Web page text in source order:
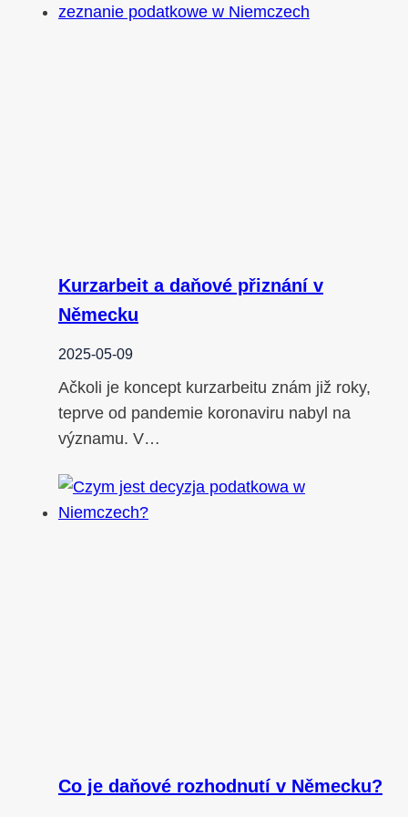
Kurzarbeit a daňové přiznání v
Německu
2025-05-09
Ačkoli je koncept kurzarbeitu znám již roky,
teprve od pandemie koronaviru nabyl na
významu. V…
Co je daňové rozhodnutí v Německu?